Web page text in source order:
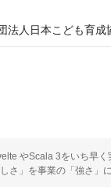
法人日本こども育成
やScala 3をいち早く
さ」を事業の「強さ」